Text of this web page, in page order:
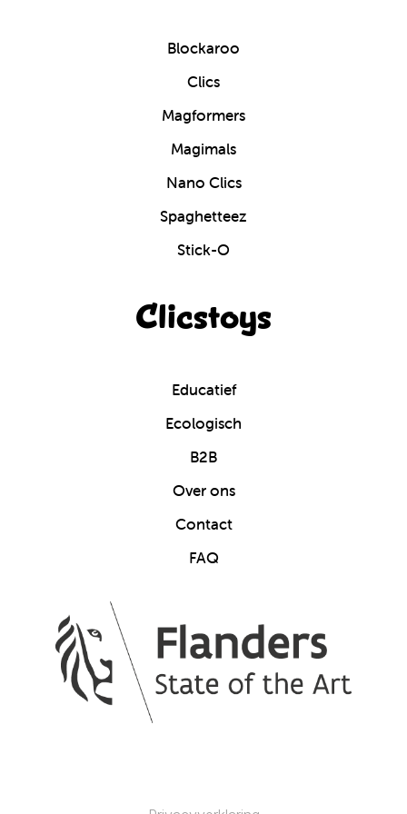
Blockaroo
Clics
Magformers
Magimals
Nano Clics
Spaghetteez
Stick-O
Clicstoys
Educatief
Ecologisch
B2B
Over ons
Contact
FAQ